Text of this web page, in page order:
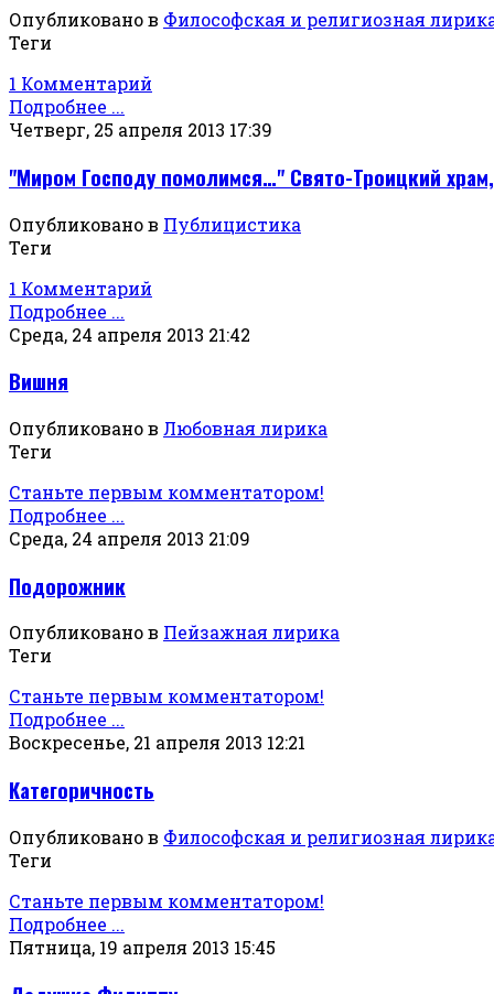
Опубликовано в Философская и религиозная
Теги
1 Комментарий
Подробнее ...
Четверг, 25 апреля 2013 17:39
"Миром Господу помолимся…" Свято-Троицкий
Опубликовано в Публицистика
Теги
1 Комментарий
Подробнее ...
Среда, 24 апреля 2013 21:42
Вишня
Опубликовано в Любовная лирика
Теги
Станьте первым комментатором!
Подробнее ...
Среда, 24 апреля 2013 21:09
Подорожник
Опубликовано в Пейзажная лирика
Теги
Станьте первым комментатором!
Подробнее ...
Воскресенье, 21 апреля 2013 12:21
Категоричность
Опубликовано в Философская и религиозная
Теги
Станьте первым комментатором!
Подробнее ...
Пятница, 19 апреля 2013 15:45